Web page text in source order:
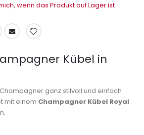
wenn das Produkt auf Lager ist
Kübel in
ganz stilvoll und einfach
mit einem Champagner Kübel Royal